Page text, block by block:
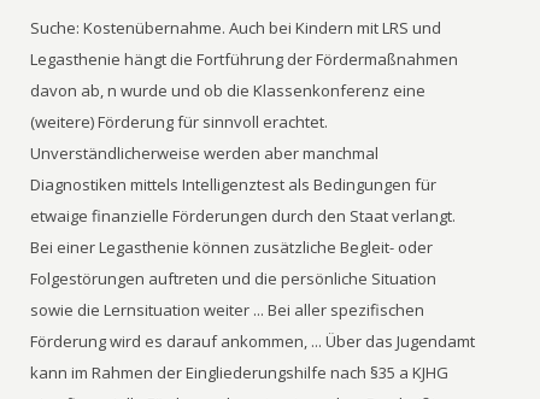
Suche: Kostenübernahme. Auch bei Kindern mit LRS und
Legasthenie hängt die Fortführung der Fördermaßnahmen
davon ab, n wurde und ob die Klassenkonferenz eine
(weitere) Förderung für sinnvoll erachtet.
Unverständlicherweise werden aber manchmal
Diagnostiken mittels Intelligenztest als Bedingungen für
etwaige finanzielle Förderungen durch den Staat verlangt.
Bei einer Legasthenie können zusätzliche Begleit- oder
Folgestörungen auftreten und die persönliche Situation
sowie die Lernsituation weiter ... Bei aller spezifischen
Förderung wird es darauf ankommen, ... Über das Jugendamt
kann im Rahmen der Eingliederungshilfe nach §35 a KJHG